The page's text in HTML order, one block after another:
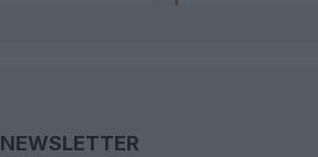
NEWSLETTER